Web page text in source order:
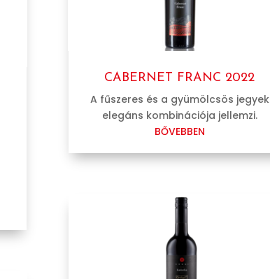
CABERNET FRANC 2022
A fűszeres és a gyümölcsös jegyek
elegáns kombinációja jellemzi.
BŐVEBBEN